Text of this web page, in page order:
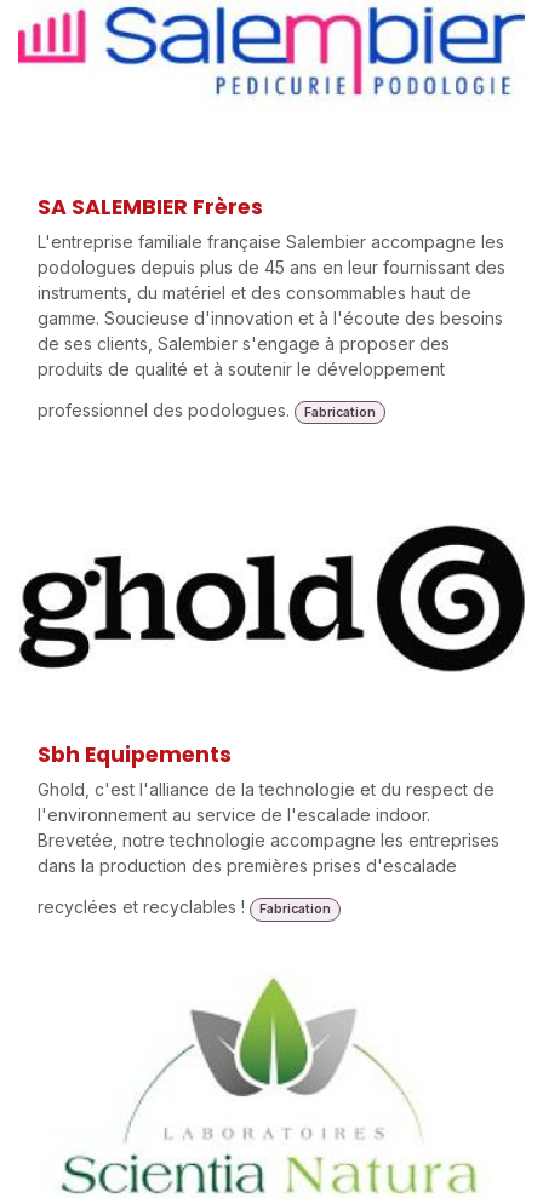
SA SALEMBIER Frères
L'entreprise familiale française Salembier accompagne les
podologues depuis plus de 45 ans en leur fournissant des
instruments, du matériel et des consommables haut de
gamme. Soucieuse d'innovation et à l'écoute des besoins
de ses clients, Salembier s'engage à proposer des
produits de qualité et à soutenir le développement
professionnel des podologues.
Fabrication
Sbh Equipements
Ghold, c'est l'alliance de la technologie et du respect de
l'environnement au service de l'escalade indoor.
Brevetée, notre technologie accompagne les entreprises
dans la production des premières prises d'escalade
recyclées et recyclables !
Fabrication